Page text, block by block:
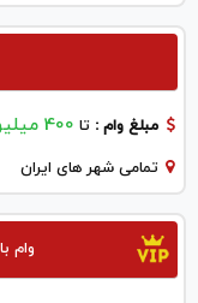
مبلغ وام : تا 400 میلیون
تمامی شهر های ایران
وام